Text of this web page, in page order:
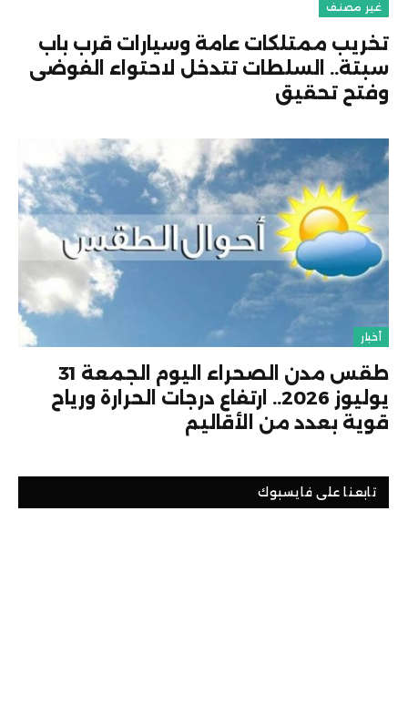
غير مصنف
تخريب ممتلكات عامة وسيارات قرب باب
سبتة.. السلطات تتدخل لاحتواء الفوضى
وفتح تحقيق
أخبار
طقس مدن الصحراء اليوم الجمعة 31
يوليوز 2026.. ارتفاع درجات الحرارة ورياح
قوية بعدد من الأقاليم
تابعنا على فايسبوك